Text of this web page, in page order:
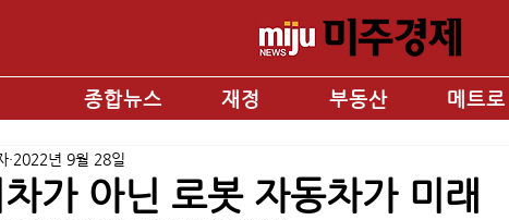
종합뉴스 재정 부동산 메트로
가 아닌 로봇 자동차가 미래
2022년 9월 28일